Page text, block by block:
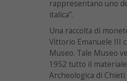
rappresentano uno
italica”.
Una raccolta di
Vittorio Emanuele III
Museo. Tale Museo
1952 tutto il
Archeologica di